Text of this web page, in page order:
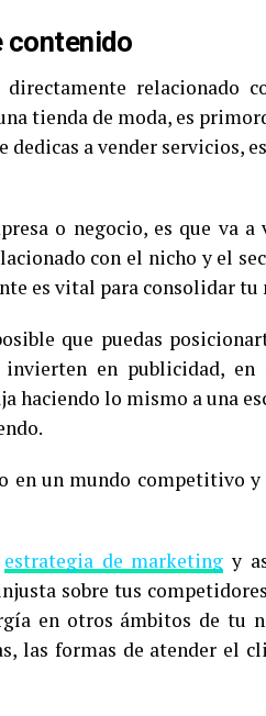
contenido
relacionado
tienda de moda, es
dedicas a vender servicios,
o negocio, es que va
con el nicho y el
es vital para consolidar
que puedas
invierten en publicidad, en
haciendo lo mismo a una
en un mundo competitivo y
estrategia de marketing y
sobre tus
en otros ámbitos de tu
las formas de atender el